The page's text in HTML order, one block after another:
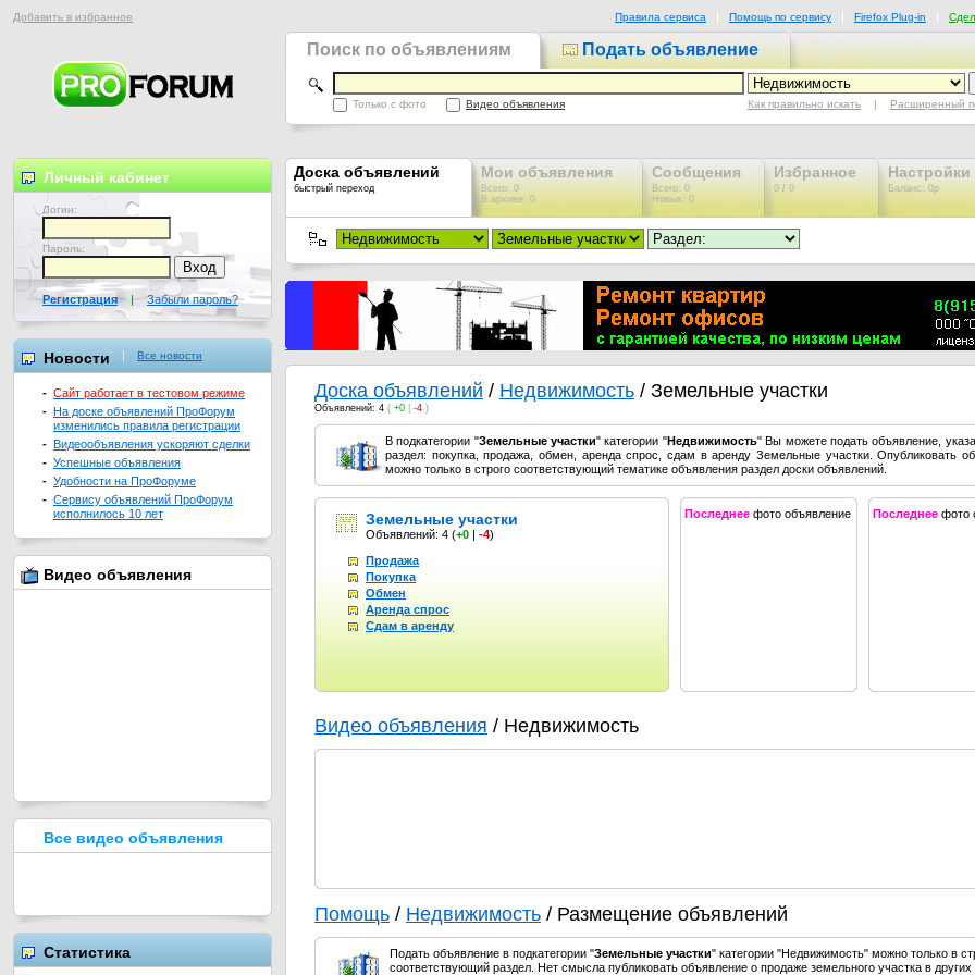
Добавить в избранное Правила сервиса Помощь по сервису Firefox Plug-in
Поиск по объявлениям Подать объявление
Только с фото Видео объявления Как правильно искать | Расширенный
Доска объявлений
быстрый переход
Мои объявления
Всего: 0
В архиве: 0
Сообщения
Всего: 0
Новых: 0
Избранное
0 / 0
Настройки
Баланс: 0р
Доска объявлений / Недвижимость / Земельные участки
Объявлений: 4 ( +0 -4 )
В подкатегории "Земельные участки" категории "Недвижимость" Вы можете подать объявление,
раздел: покупка, продажа, обмен, аренда спрос, сдам в аренду Земельные участки. Опубликовать
можно только в строго соответствующий тематике объявления раздел доски объявлений.
Земельные участки
Объявлений: 4 (+0 | -4)
Продажа
Покупка
Обмен
Аренда спрос
Сдам в аренду
Последнее фото объявление Последнее фото
Видео объявления / Недвижимость
Помощь / Недвижимость / Размещение объявлений
Подать объявление в подкатегории "Земельные участки" категории "Недвижимость" можно только в
соответствующий раздел. Нет смысла публиковать объявление о продаже земельного участка в других
Личный кабинет
Логин:
Пароль:
Регистрация | Забыли пароль?
Новости Все новости
- Сайт работает в тестовом режиме
- На доске объявлений ПроФорум
изменились правила регистрации
- Видеообъявления ускоряют сделки
- Успешные объявления
- Удобности на ПроФоруме
- Сервису объявлений ПроФорум
исполнилось 10 лет
Видео объявления
Все видео объявления
Статистика